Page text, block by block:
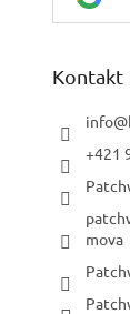
Kontakt
info@
+421
mova